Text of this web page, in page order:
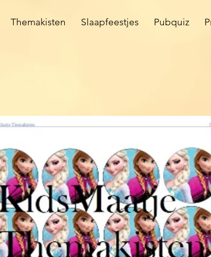
Themakisten Slaapfeestjes Pubquiz